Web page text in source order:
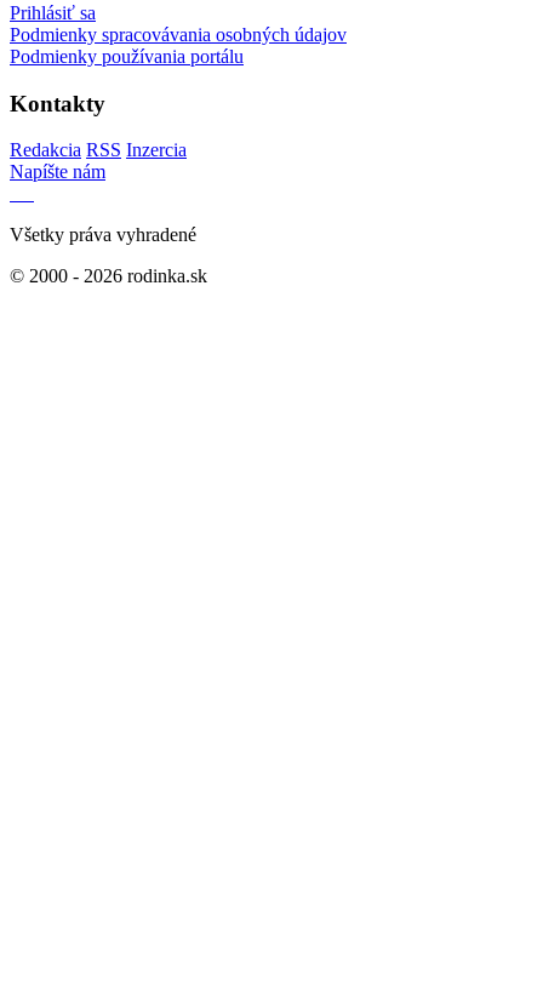
Prihlásiť sa
Podmienky spracovávania osobných údajov
Podmienky používania portálu
Kontakty
Redakcia RSS Inzercia
Napíšte nám
Všetky práva vyhradené
© 2000 - 2026 rodinka.sk